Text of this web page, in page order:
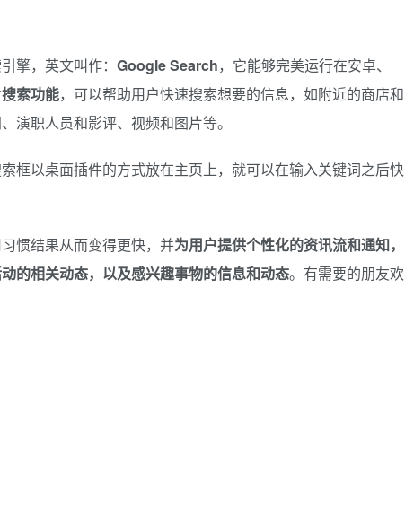
擎，英文叫作： Google Search，它能够完美运行在安卓、
索功能，可以帮助用户快速搜索想要的信息，如附近的商店和
演职人员和影评、视频和图片等。
框以桌面插件的方式放在主页上，就可以在输入关键词之后快
惯结果从而变得更快，并为用户提供个性化的资讯流和通知，
的相关动态，以及感兴趣事物的信息和动态。有需要的朋友欢